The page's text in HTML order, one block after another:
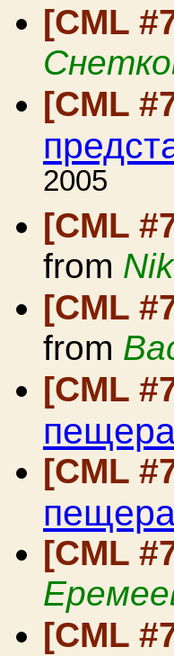
[CML
[CML
2005
[CML
from
[CML
from
[CML
[CML
[CML
[CML